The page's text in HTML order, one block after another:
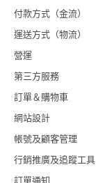
付款方式（金流）
運送方式（物流）
營運
第三方服務
訂單＆購物車
網站設計
帳號及顧客管理
行銷推廣及追蹤工具
訂單通知